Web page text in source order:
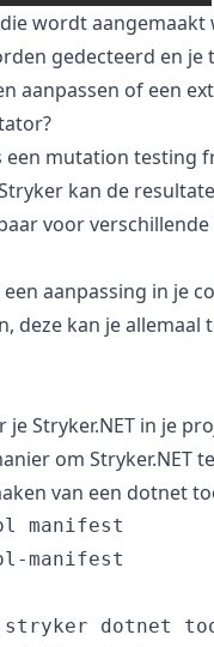
wordt
gedecteerd en
aanpassen of een
mutation testing
kan de
voor
een aanpassing in je
deze kan je
Stryker.NET in je
om
van een dotnet
manifest
manifest
dotnet